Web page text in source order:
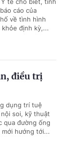
tế cho biết, tính
cáo của
về tình hình
định kỳ,...
điều trị
dụng trí tuệ
soi, kỹ thuật
qua đường ống
mới hướng tới...